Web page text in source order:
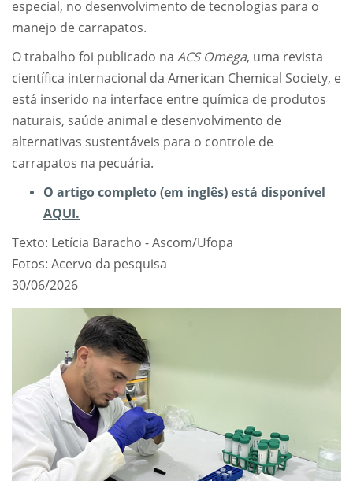
especial, no desenvolvimento de tecnologias para o
manejo de carrapatos.
O trabalho foi publicado na ACS Omega, uma revista
científica internacional da American Chemical Society, e
está inserido na interface entre química de produtos
naturais, saúde animal e desenvolvimento de
alternativas sustentáveis para o controle de
carrapatos na pecuária.
O artigo completo (em inglês) está disponível
AQUI.
Texto: Letícia Baracho - Ascom/Ufopa
Fotos: Acervo da pesquisa
30/06/2026